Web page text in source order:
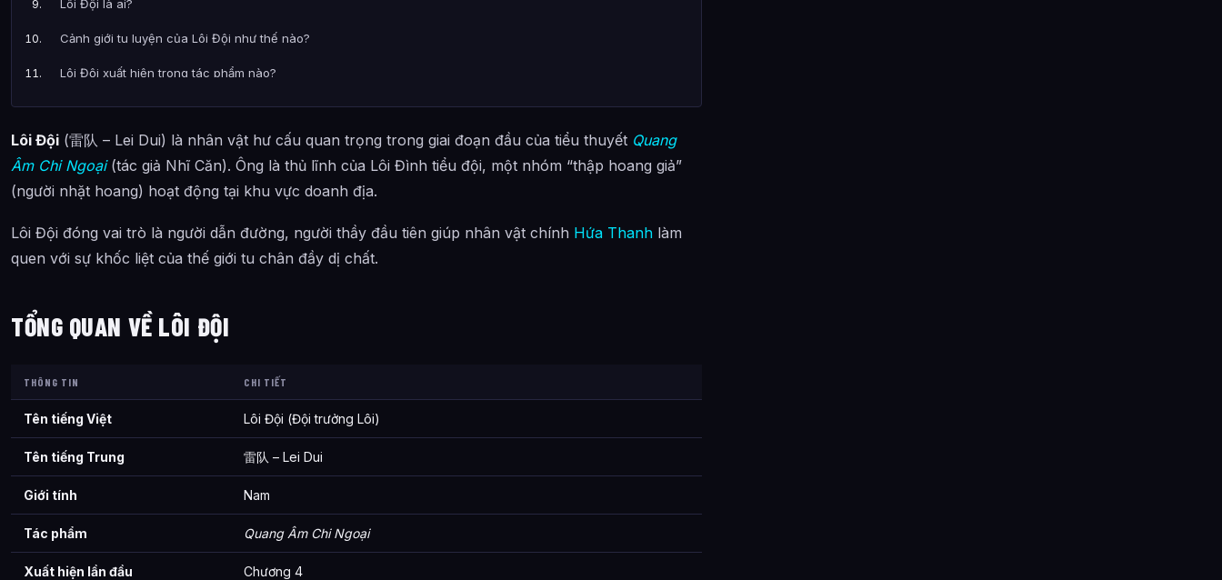
Lôi Đội là ai?
Cảnh giới tu luyện của Lôi Đội như thế nào?
Lôi Đội xuất hiện trong tác phẩm nào?
Các mối quan hệ quan trọng của Lôi Đội là gì?
Thông tin về Lôi Đội được tổng hợp từ đâu?
Lôi Đội (雷队 – Lei Dui) là nhân vật hư cấu quan trọng trong giai đoạn đầu của tiểu thuyết Quang
Âm Chi Ngoại(tác giả Nhĩ Căn). Ông là thủ lĩnh của Lôi Đình tiểu đội, một nhóm “thập hoang giả”
(người nhặt hoang) hoạt động tại khu vực doanh địa.
Lôi Đội đóng vai trò là người dẫn đường, người thầy đầu tiên giúp nhân vật chính Hứa Thanh làm
quen với sự khốc liệt của thế giới tu chân đầy dị chất.
TỔNG QUAN VỀ LÔI ĐỘI
THÔNG TIN CHI TIẾT
Tên tiếng Việt Lôi Đội (Đội trưởng Lôi)
Tên tiếng Trung 雷队 – Lei Dui
Giới tính Nam
Tác phẩm Quang Âm Chi Ngoại
Xuất hiện lần đầu Chương 4